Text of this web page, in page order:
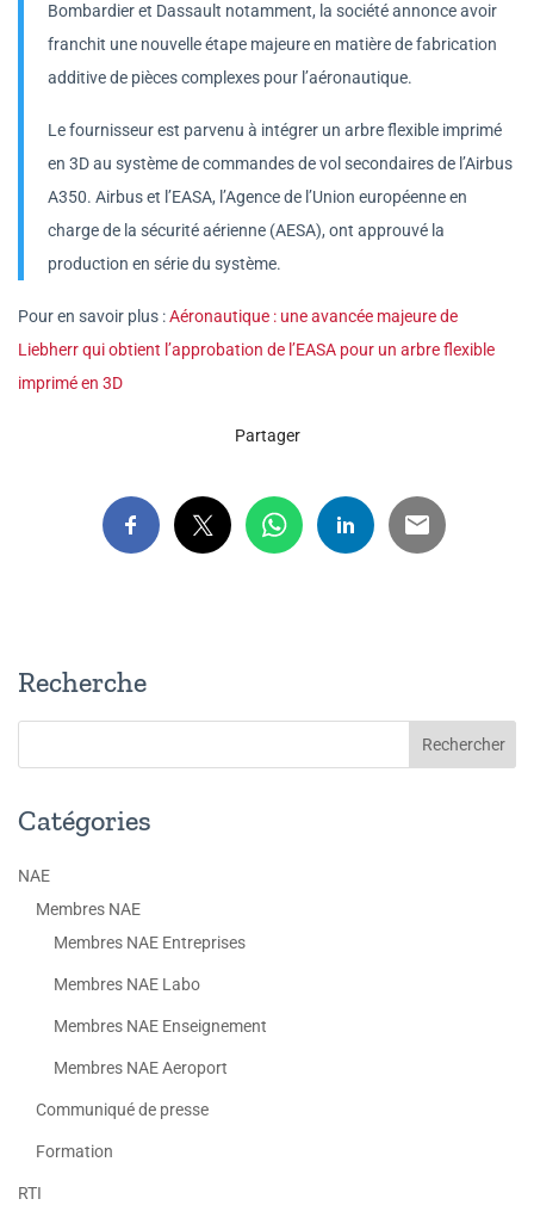
Bombardier et Dassault notamment, la société annonce avoir
franchit une nouvelle étape majeure en matière de fabrication
additive de pièces complexes pour l’aéronautique.
Le fournisseur est parvenu à intégrer un arbre flexible imprimé
en 3D au système de commandes de vol secondaires de l’Airbus
A350. Airbus et l’EASA, l’Agence de l’Union européenne en
charge de la sécurité aérienne (AESA), ont approuvé la
production en série du système.
Pour en savoir plus :Aéronautique : une avancée majeure de
Liebherr qui obtient l’approbation de l’EASA pour un arbre flexible
imprimé en 3D
Partager
Recherche
Catégories
NAE
Membres NAE
Membres NAE Entreprises
Membres NAE Labo
Membres NAE Enseignement
Membres NAE Aeroport
Communiqué de presse
Formation
RTI